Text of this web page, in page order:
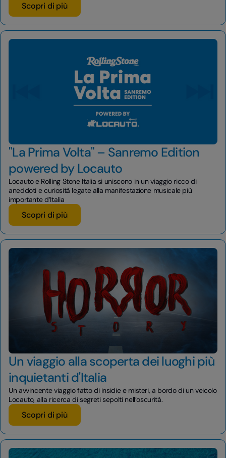
Scopri di più
"La Prima Volta" – Sanremo Edition
powered by Locauto
Locauto e Rolling Stone Italia si uniscono in un viaggio ricco di
aneddoti e curiosità legate alla manifestazione musicale più
importante d’Italia
Scopri di più
Un viaggio alla scoperta dei luoghi più
inquietanti d'Italia
Un avvincente viaggio fatto di insidie e misteri, a bordo di un veicolo
Locauto, alla ricerca di segreti sepolti nell’oscurità.
Scopri di più